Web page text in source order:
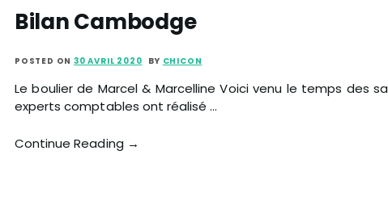
Bilan Cambodge
POSTED ON 30 AVRIL 2020 BY CHICON
Le boulier de Marcel & Marcelline Voici venu le temps des
experts comptables ont réalisé …
Continue Reading →